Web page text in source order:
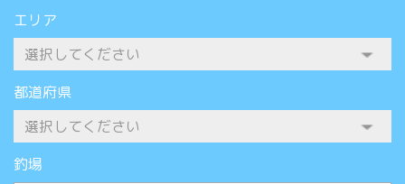
エリア
都道府県
釣場